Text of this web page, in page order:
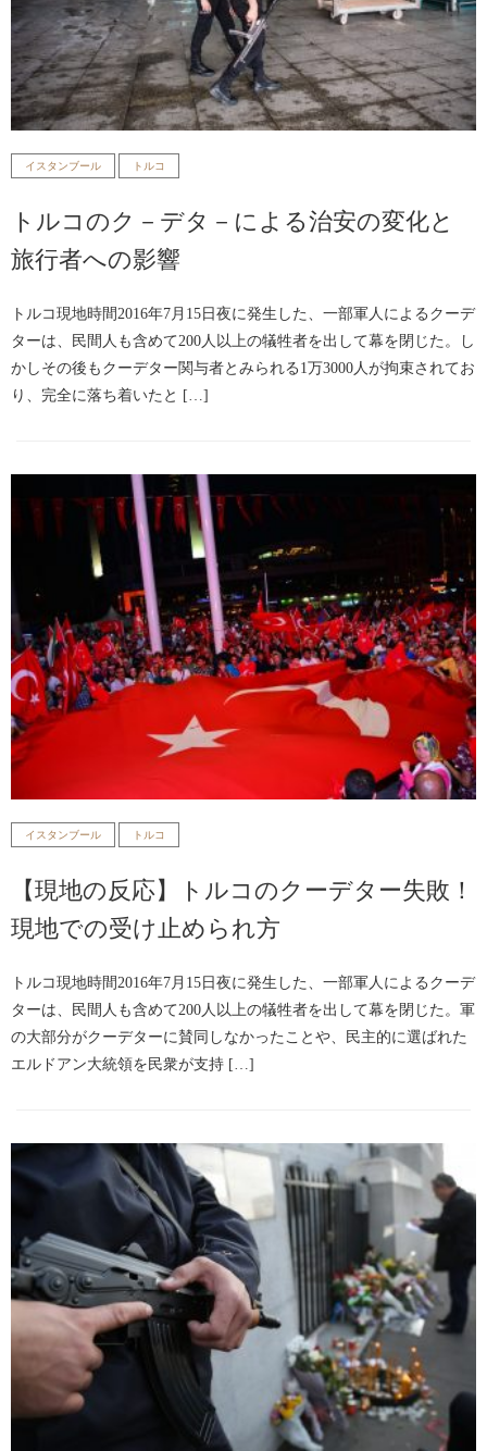
イスタンブール トルコ
トルコのク－デタ－による治安の変化と
旅行者への影響
トルコ現地時間2016年7月15日夜に発生した、一部軍人によるクーデ
ターは、民間人も含めて200人以上の犠牲者を出して幕を閉じた。し
かしその後もクーデター関与者とみられる1万3000人が拘束されてお
り、完全に落ち着いたと […]
イスタンブール トルコ
【現地の反応】トルコのクーデター失敗！
現地での受け止められ方
トルコ現地時間2016年7月15日夜に発生した、一部軍人によるクーデ
ターは、民間人も含めて200人以上の犠牲者を出して幕を閉じた。軍
の大部分がクーデターに賛同しなかったことや、民主的に選ばれた
エルドアン大統領を民衆が支持 […]